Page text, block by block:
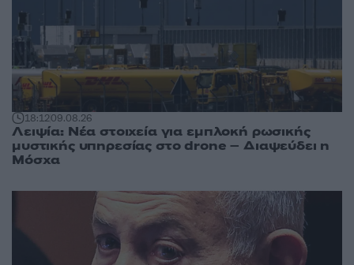
18:1209.08.26
Λειψία: Νέα στοιχεία για εμπλοκή ρωσικής
μυστικής υπηρεσίας στο drone – Διαψεύδει η
Μόσχα